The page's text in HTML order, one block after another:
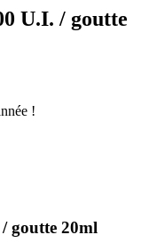
U.I. / goutte
!
goutte 20ml